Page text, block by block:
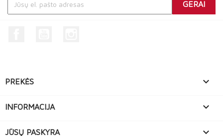
PREKĖS 
INFORMACIJA 
JŪSŲ PASKYRA 